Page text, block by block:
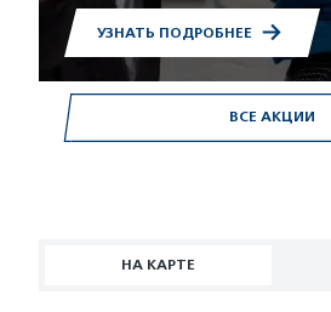
ВСЕ АКЦИИ
УЗНАТЬ ПОДРОБНЕЕ
НА КАРТЕ